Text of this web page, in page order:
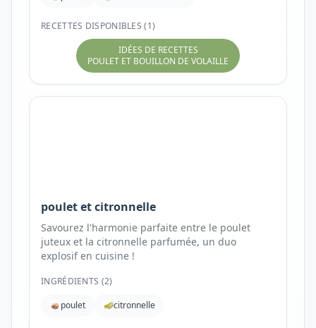
RECETTES DISPONIBLES (1)
IDÉES DE RECETTES
POULET ET BOUILLON DE VOLAILLE
poulet et citronnelle
Savourez l'harmonie parfaite entre le poulet
juteux et la citronnelle parfumée, un duo
explosif en cuisine !
INGRÉDIENTS (2)
poulet
citronnelle